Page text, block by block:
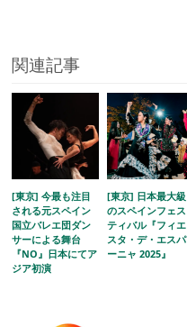
関連記事
[東京] 今最も注目
される元スペイン
国立バレエ団ダン
サーによる舞台
『NO』日本にてア
ジア初演
[東京] 日本最大級
のスペインフェス
ティバル『フィエ
スタ・デ・エスパ
ーニャ 2025』